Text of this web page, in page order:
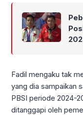
Fadil mengaku tak
yang dia sampaikan
PBSI periode 2024-
ditanggapi oleh